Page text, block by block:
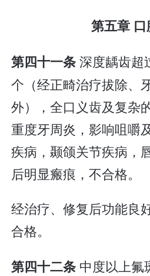
第五章
第四十一条深度龋齿超
个（经正畸治疗拔除、
外），全口义齿及复杂
重度牙周炎，影响咀嚼
疾病，颞颌关节疾病，
后明显瘢痕，不合格。
经治疗、修复后功能良
合格。
第四十二条 中度以上氟